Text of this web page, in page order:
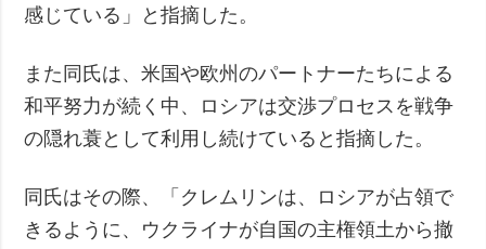
感じている」と指摘した。
また同氏は、米国や欧州のパートナーたちによる
和平努力が続く中、ロシアは交渉プロセスを戦争
の隠れ蓑として利用し続けていると指摘した。
同氏はその際、「クレムリンは、ロシアが占領で
きるように、ウクライナが自国の主権領土から撤